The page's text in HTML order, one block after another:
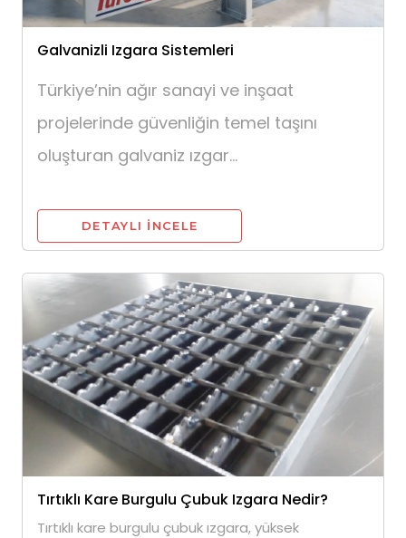
Galvanizli Izgara Sistemleri
Türkiye’nin ağır sanayi ve inşaat
projelerinde güvenliğin temel taşını
oluşturan galvaniz ızgar...
DETAYLI INCELE
Tırtıklı Kare Burgulu Çubuk Izgara Nedir?
Tırtıklı kare burgulu çubuk ızgara, yüksek